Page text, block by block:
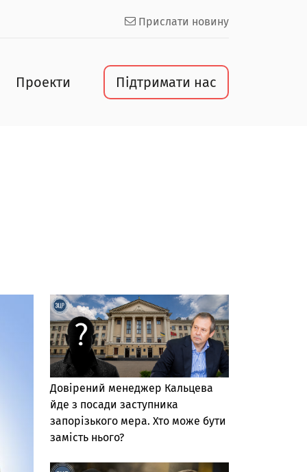
Прислати новину
Проекти Підтримати нас
Довірений менеджер Кальцева
йде з посади заступника
запорізького мера. Хто може бути
замість нього?